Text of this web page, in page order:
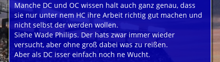
Manche DC und OC wissen halt auch ganz genau, dass
sie nur unter nem HC ihre Arbeit richtig gut machen und
nicht selbst der werden wollen.
Siehe Wade Philips. Der hats zwar immer wieder
versucht, aber ohne groß dabei was zu reißen.
Aber als DC isser einfach noch ne Wucht.